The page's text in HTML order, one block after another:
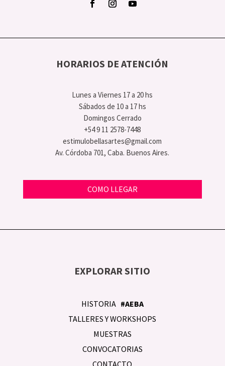
HORARIOS DE ATENCIÓN
Lunes a Viernes 17 a 20 hs
Sábados de 10 a 17 hs
Domingos Cerrado
+54 9 11 2578-7448
estimulobellasartes@gmail.com
Av. Córdoba 701, Caba. Buenos Aires.
COMO LLEGAR
EXPLORAR SITIO
HISTORIA #AEBA
TALLERES Y WORKSHOPS
MUESTRAS
CONVOCATORIAS